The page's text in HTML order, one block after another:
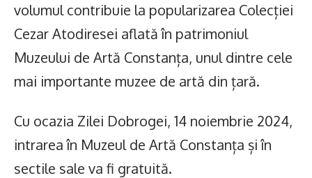
volumul contribuie la popularizarea Colecției
Cezar Atodiresei aflată în patrimoniul
Muzeului de Artă Constanța, unul dintre cele
mai importante muzee de artă din țară.
Cu ocazia Zilei Dobrogei, 14 noiembrie 2024,
intrarea în Muzeul de Artă Constanța și în
sectile sale va fi gratuită.